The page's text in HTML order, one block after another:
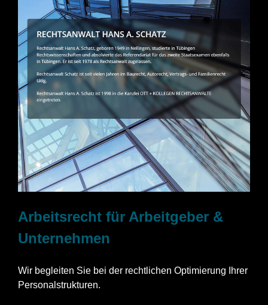
Arbeitsrecht für Arbeitgeber &
Unternehmen
Wir begleiten Sie bei der rechtlichen Optimierung Ihrer
Personalstrukturen.